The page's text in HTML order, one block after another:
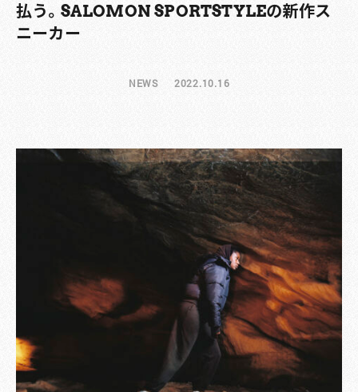
払う。SALOMON SPORTSTYLEの新作ス
ニーカー
NEWS 2022.10.16